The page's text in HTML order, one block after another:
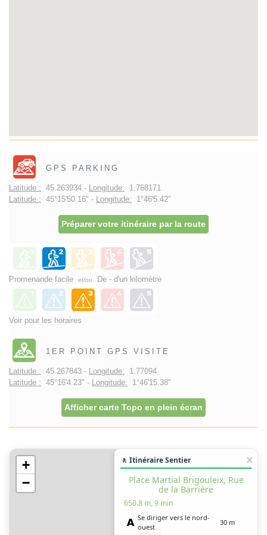
GPS PARKING
Latitude : 45.263934 - Longitude: 1.768171
Latitude : 45°15'50.16" - Longitude: 1°46'5.42"
Préparer votre itinéraire par la route
Promenande facile et/ou De - d'un kilomètre
Voir pour les horaires
1ER POINT GPS VISITE
Latitude : 45.267843 - Longitude: 1.77094
Latitude : 45°16'4.23" - Longitude: 1°46'15.38"
Afficher carte Topo en plein écran
+
−
🚶 Itinéraire Sentier
Place Martial Brigouleix, Rue
de la Barrière
650.8 m, 9 min
Se diriger vers le nord-
ouest
30 m